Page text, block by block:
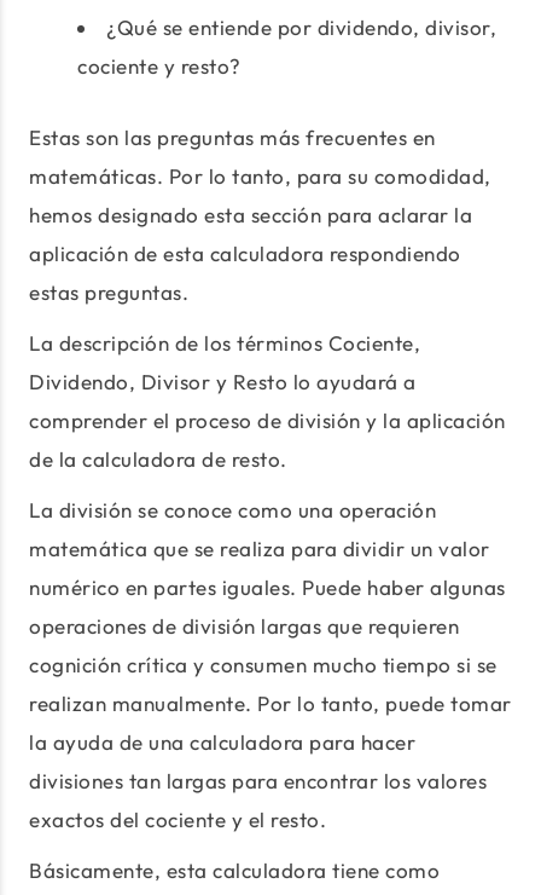
¿Qué se entiende por dividendo, divisor,
cociente y resto?
Estas son las preguntas más frecuentes en
matemáticas. Por lo tanto, para su comodidad,
hemos designado esta sección para aclarar la
aplicación de esta calculadora respondiendo
estas preguntas.
La descripción de los términos Cociente,
Dividendo, Divisor y Resto lo ayudará a
comprender el proceso de división y la aplicación
de la calculadora de resto.
La división se conoce como una operación
matemática que se realiza para dividir un valor
numérico en partes iguales. Puede haber algunas
operaciones de división largas que requieren
cognición crítica y consumen mucho tiempo si se
realizan manualmente. Por lo tanto, puede tomar
la ayuda de una calculadora para hacer
divisiones tan largas para encontrar los valores
exactos del cociente y el resto.
Básicamente, esta calculadora tiene como